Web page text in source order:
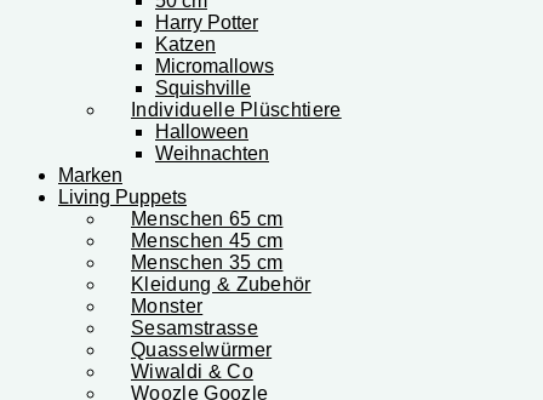
Harry Potter
Katzen
Micromallows
Squishville
Individuelle Plüschtiere
Halloween
Weihnachten
Marken
Living Puppets
Menschen 65 cm
Menschen 45 cm
Menschen 35 cm
Kleidung & Zubehör
Monster
Sesamstrasse
Quasselwürmer
Wiwaldi & Co
Woozle Goozle